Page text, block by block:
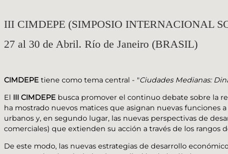
III CIMDEPE (SIMPOSIO INTERNACIONAL
27 al 30 de Abril. Río de Janeiro (BRASIL)
CIMDEPE tiene como tema central - "Ciudades Medianas:
El III CIMDEPE busca promover el continuo debate sobre la
ha mostrado nuevos matices que asignan nuevas funciones
urbanos y, en segundo lugar, las nuevas perspectivas de
comerciales) que extienden su acción a través de los
De este modo, las nuevas estrategias de desarrollo